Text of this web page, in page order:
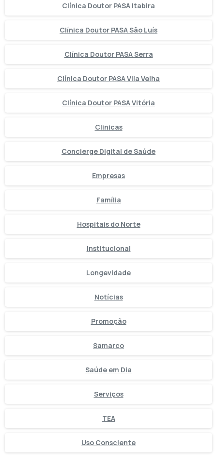
Clínica Doutor PASA Itabira
Clínica Doutor PASA São Luís
Clínica Doutor PASA Serra
Clínica Doutor PASA Vila Velha
Clínica Doutor PASA Vitória
Clinicas
Concierge Digital de Saúde
Empresas
Família
Hospitais do Norte
Institucional
Longevidade
Notícias
Promoção
Samarco
Saúde em Dia
Serviços
TEA
Uso Consciente